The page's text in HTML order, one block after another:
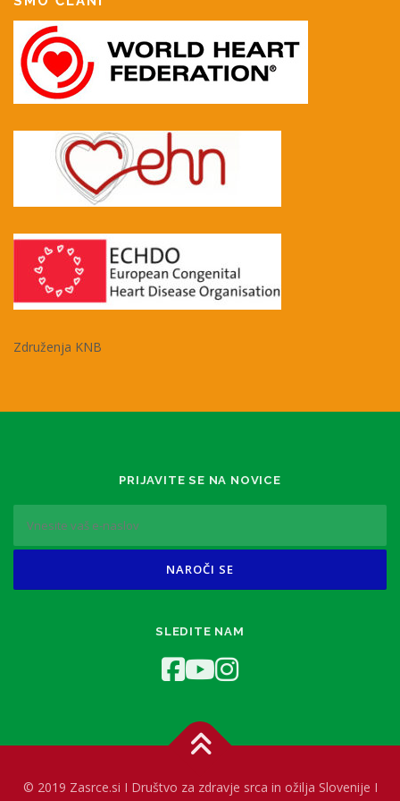
Združenja KNB
PRIJAVITE SE NA NOVICE
SLEDITE NAM
© 2019 Zasrce.si I Društvo za zdravje srca in ožilja Slovenije I